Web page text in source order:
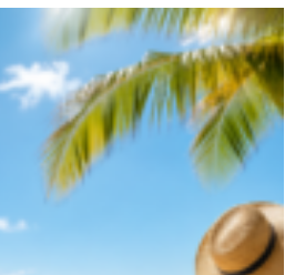
Euro gegenüber einem
sparen.
E-POWER ALS
sich inzwischen speziell für den